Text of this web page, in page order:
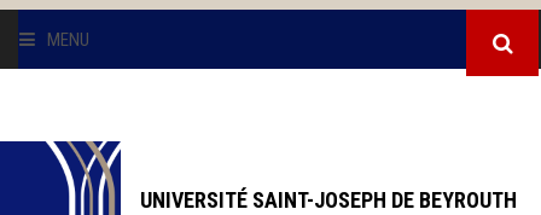
MENU
INSTITUTIONS
UNIVERSITÉ SAINT-JOSEPH DE BEYROUTH